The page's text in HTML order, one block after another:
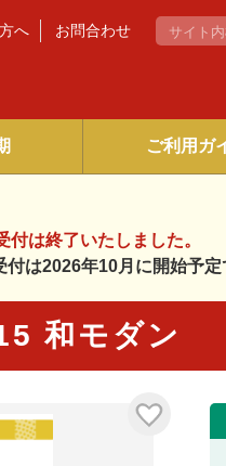
へ お問合わせ
ご利用ガ
付は終了いたしました。
付は2026年10月に開始予定
和モダン